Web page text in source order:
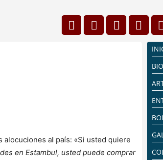
alocuciones al país: «Si usted quiere
en Estambul, usted puede comprar